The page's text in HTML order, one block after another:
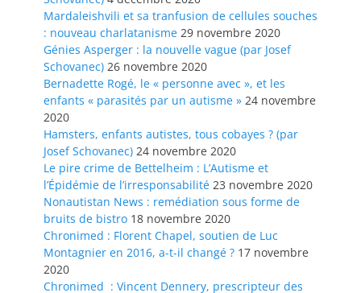
Mardaleishvili et sa tranfusion de cellules souches
: nouveau charlatanisme 29 novembre 2020
Génies Asperger : la nouvelle vague (par Josef
Schovanec) 26 novembre 2020
Bernadette Rogé, le « personne avec », et les
enfants « parasités par un autisme » 24 novembre
2020
Hamsters, enfants autistes, tous cobayes ? (par
Josef Schovanec) 24 novembre 2020
Le pire crime de Bettelheim : L’Autisme et
l’Épidémie de l’irresponsabilité 23 novembre 2020
Nonautistan News : remédiation sous forme de
bruits de bistro 18 novembre 2020
Chronimed : Florent Chapel, soutien de Luc
Montagnier en 2016, a-t-il changé ? 17 novembre
2020
Chronimed : Vincent Dennery, prescripteur des